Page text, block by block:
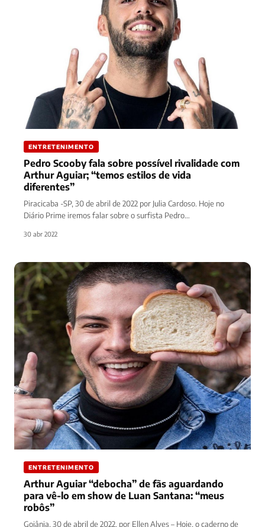
ENTRETENIMENTO
Pedro Scooby fala sobre possível rivalidade com
Arthur Aguiar; “temos estilos de vida
diferentes”
Piracicaba -SP, 30 de abril de 2022 por Julia Cardoso. Hoje no
Diário Prime iremos falar sobre o surfista Pedro…
30 abr 2022
ENTRETENIMENTO
Arthur Aguiar “debocha” de fãs aguardando
para vê-lo em show de Luan Santana: “meus
robôs”
Goiânia, 30 de abril de 2022, por Ellen Alves – Hoje, o caderno de